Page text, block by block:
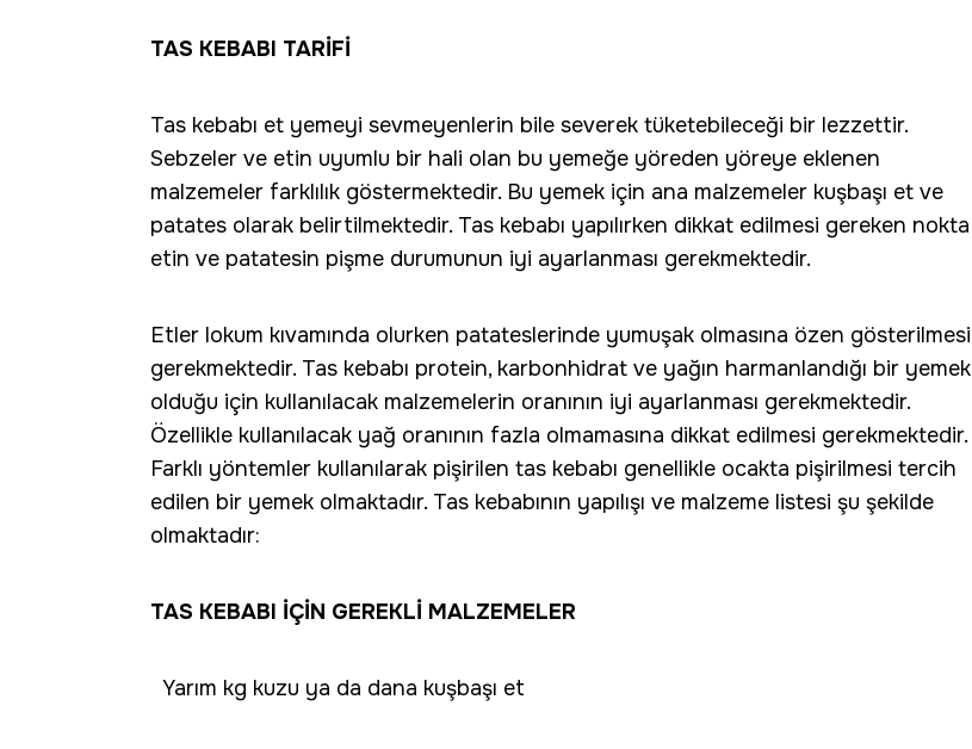
TAS KEBABI TARİFİ
Tas kebabı et yemeyi sevmeyenlerin bile severek tüketebileceği bir lezzettir.
Sebzeler ve etin uyumlu bir hali olan bu yemeğe yöreden yöreye eklenen
malzemeler farklılık göstermektedir. Bu yemek için ana malzemeler kuşbaşı et ve
patates olarak belirtilmektedir. Tas kebabı yapılırken dikkat edilmesi gereken nokta
etin ve patatesin pişme durumunun iyi ayarlanması gerekmektedir.
Etler lokum kıvamında olurken patateslerinde yumuşak olmasına özen gösterilmesi
gerekmektedir. Tas kebabı protein, karbonhidrat ve yağın harmanlandığı bir yemek
olduğu için kullanılacak malzemelerin oranının iyi ayarlanması gerekmektedir.
Özellikle kullanılacak yağ oranının fazla olmamasına dikkat edilmesi gerekmektedir.
Farklı yöntemler kullanılarak pişirilen tas kebabı genellikle ocakta pişirilmesi tercih
edilen bir yemek olmaktadır. Tas kebabının yapılışı ve malzeme listesi şu şekilde
olmaktadır:
TAS KEBABI İÇİN GEREKLİ MALZEMELER
Yarım kg kuzu ya da dana kuşbaşı et